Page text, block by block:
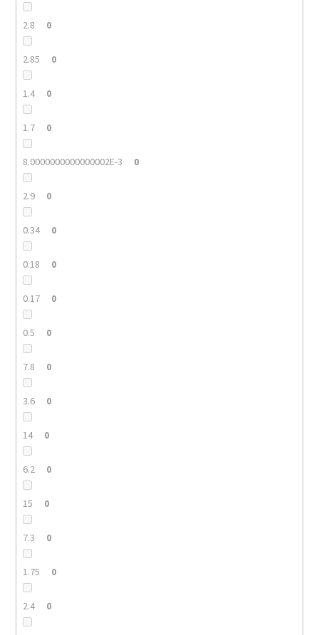
2.8 0
2.85 0
1.4 0
1.7 0
8.0000000000000002E-3 0
2.9 0
0.34 0
0.18 0
0.17 0
0.5 0
7.8 0
3.6 0
14 0
6.2 0
15 0
7.3 0
1.75 0
2.4 0